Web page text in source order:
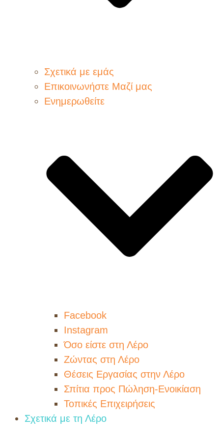
Σχετικά με εμάς
Επικοινωνήστε Μαζί μας
Ενημερωθείτε
Facebook
Instagram
Όσο είστε στη Λέρο
Ζώντας στη Λέρο
Θέσεις Εργασίας στην Λέρο
Σπίτια προς Πώληση-Ενοικίαση
Τοπικές Επιχειρήσεις
Σχετικά με τη Λέρο